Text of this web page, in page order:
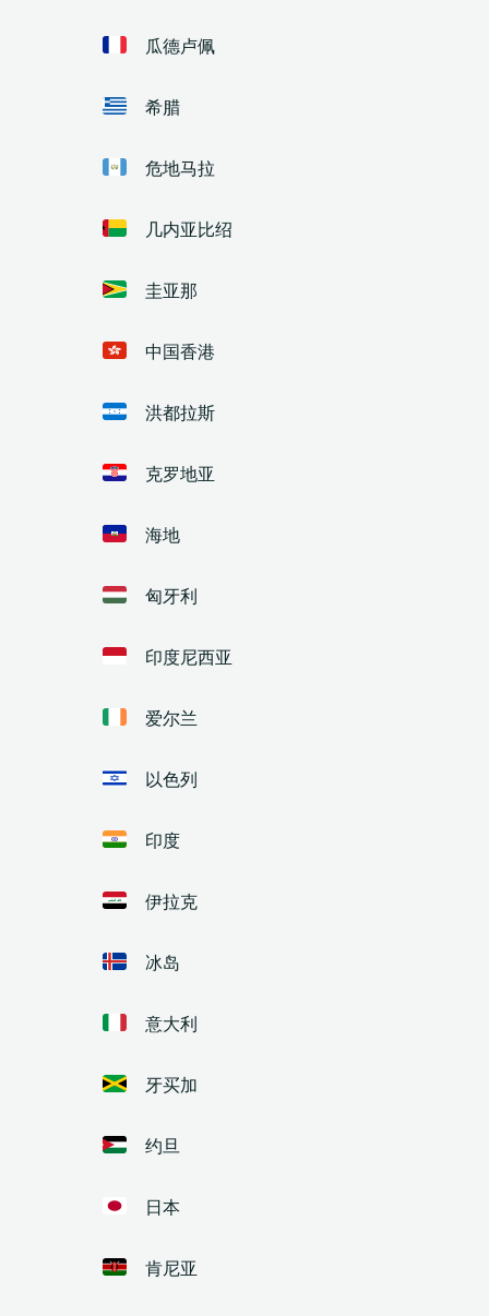
瓜德卢佩
希腊
危地马拉
几内亚比绍
圭亚那
中国香港
洪都拉斯
克罗地亚
海地
匈牙利
印度尼西亚
爱尔兰
以色列
印度
伊拉克
冰岛
意大利
牙买加
约旦
日本
肯尼亚